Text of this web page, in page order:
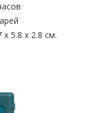
5.8 x 2.8 см.